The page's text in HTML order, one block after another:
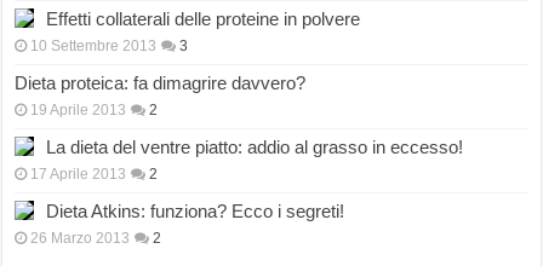
Effetti collaterali delle proteine in polvere
10 Settembre 2013 3
Dieta proteica: fa dimagrire davvero?
19 Aprile 2013 2
La dieta del ventre piatto: addio al grasso in eccesso!
17 Aprile 2013 2
Dieta Atkins: funziona? Ecco i segreti!
26 Marzo 2013 2